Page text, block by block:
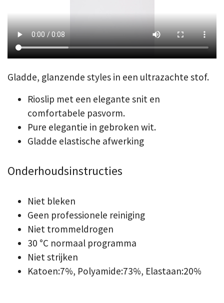
Gladde, glanzende styles in een ultrazachte stof.
Rioslip met een elegante snit en
comfortabele pasvorm.
Pure elegantie in gebroken wit.
Gladde elastische afwerking
Onderhoudsinstructies
Niet bleken
Geen professionele reiniging
Niet trommeldrogen
30 °C normaal programma
Niet strijken
Katoen:7%, Polyamide:73%, Elastaan:20%